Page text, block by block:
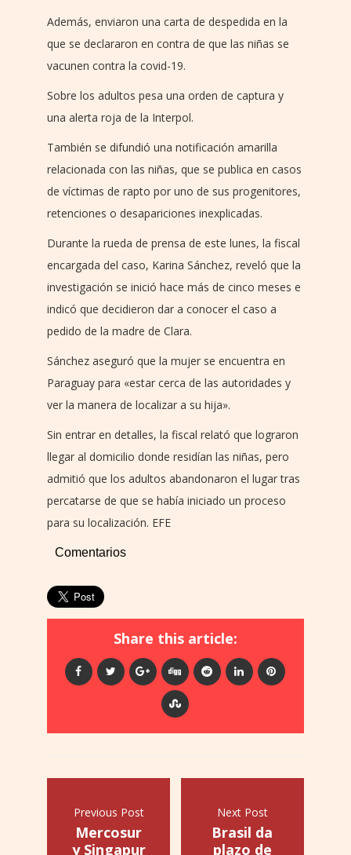
Además, enviaron una carta de despedida en la
que se declararon en contra de que las niñas se
vacunen contra la covid-19.
Sobre los adultos pesa una orden de captura y
una alerta roja de la Interpol.
También se difundió una notificación amarilla
relacionada con las niñas, que se publica en casos
de víctimas de rapto por uno de sus progenitores,
retenciones o desapariciones inexplicadas.
Durante la rueda de prensa de este lunes, la fiscal
encargada del caso, Karina Sánchez, reveló que la
investigación se inició hace más de cinco meses e
indicó que decidieron dar a conocer el caso a
pedido de la madre de Clara.
Sánchez aseguró que la mujer se encuentra en
Paraguay para «estar cerca de las autoridades y
ver la manera de localizar a su hija».
Sin entrar en detalles, la fiscal relató que lograron
llegar al domicilio donde residían las niñas, pero
admitió que los adultos abandonaron el lugar tras
percatarse de que se había iniciado un proceso
para su localización. EFE
Comentarios
Share this article:
Previous Post
Mercosur
y Singapur
Next Post
Brasil da
plazo de